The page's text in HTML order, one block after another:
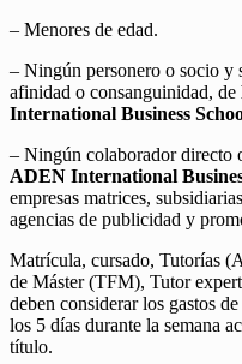
– Menores de edad.
– Ningún personero o socio y
afinidad o consanguinidad, de
International Business
– Ningún colaborador directo
ADEN International
empresas matrices,
agencias de publicidad y
Matrícula, cursado, Tutorías
de Máster (TFM), Tutor
deben considerar los gastos
los 5 días durante la semana
título.